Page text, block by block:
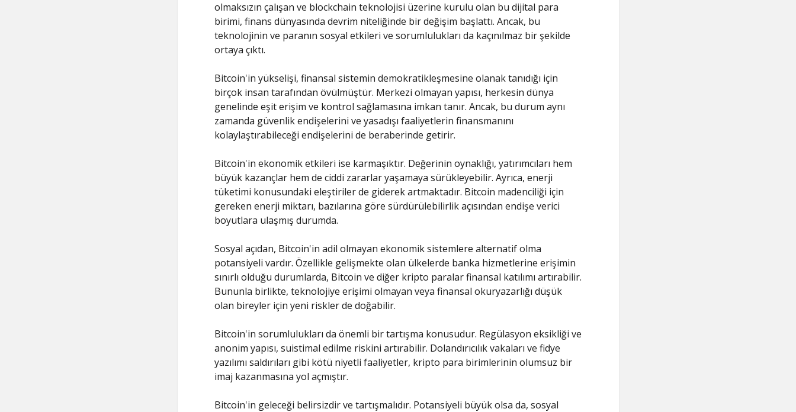
olmaksızın çalışan ve blockchain teknolojisi üzerine kurulu olan bu dijital para
birimi, finans dünyasında devrim niteliğinde bir değişim başlattı. Ancak, bu
teknolojinin ve paranın sosyal etkileri ve sorumlulukları da kaçınılmaz bir şekilde
ortaya çıktı.
Bitcoin'in yükselişi, finansal sistemin demokratikleşmesine olanak tanıdığı için
birçok insan tarafından övülmüştür. Merkezi olmayan yapısı, herkesin dünya
genelinde eşit erişim ve kontrol sağlamasına imkan tanır. Ancak, bu durum aynı
zamanda güvenlik endişelerini ve yasadışı faaliyetlerin finansmanını
kolaylaştırabileceği endişelerini de beraberinde getirir.
Bitcoin'in ekonomik etkileri ise karmaşıktır. Değerinin oynaklığı, yatırımcıları hem
büyük kazançlar hem de ciddi zararlar yaşamaya sürükleyebilir. Ayrıca, enerji
tüketimi konusundaki eleştiriler de giderek artmaktadır. Bitcoin madenciliği için
gereken enerji miktarı, bazılarına göre sürdürülebilirlik açısından endişe verici
boyutlara ulaşmış durumda.
Sosyal açıdan, Bitcoin'in adil olmayan ekonomik sistemlere alternatif olma
potansiyeli vardır. Özellikle gelişmekte olan ülkelerde banka hizmetlerine erişimin
sınırlı olduğu durumlarda, Bitcoin ve diğer kripto paralar finansal katılımı artırabilir.
Bununla birlikte, teknolojiye erişimi olmayan veya finansal okuryazarlığı düşük
olan bireyler için yeni riskler de doğabilir.
Bitcoin'in sorumlulukları da önemli bir tartışma konusudur. Regülasyon eksikliği ve
anonim yapısı, suistimal edilme riskini artırabilir. Dolandırıcılık vakaları ve fidye
yazılımı saldırıları gibi kötü niyetli faaliyetler, kripto para birimlerinin olumsuz bir
imaj kazanmasına yol açmıştır.
Bitcoin'in geleceği belirsizdir ve tartışmalıdır. Potansiyeli büyük olsa da, sosyal